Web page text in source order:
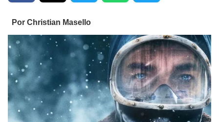
Por Christian Masello